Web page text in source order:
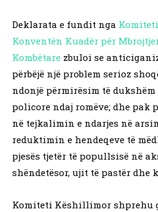
Deklarata e fundit nga
Konventën Kuadër për
Kombëtare zbuloi se
përbëjë një problem serioz
ndonjë përmirësim të
policore ndaj romëve; dhe pak
në tejkalimin e ndarjes në
reduktimin e hendeqeve të
pjesës tjetër të popullsisë në
shëndetësor, ujit të pastër dhe
Komiteti Këshillimor shprehu